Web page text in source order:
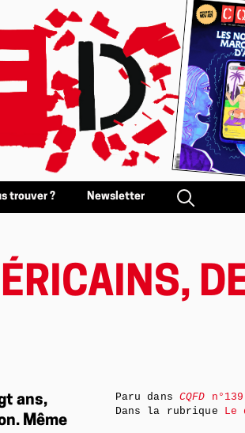
trouver ? Newsletter
ans,
Même
Paru dans CQFD
Dans la rubrique Le